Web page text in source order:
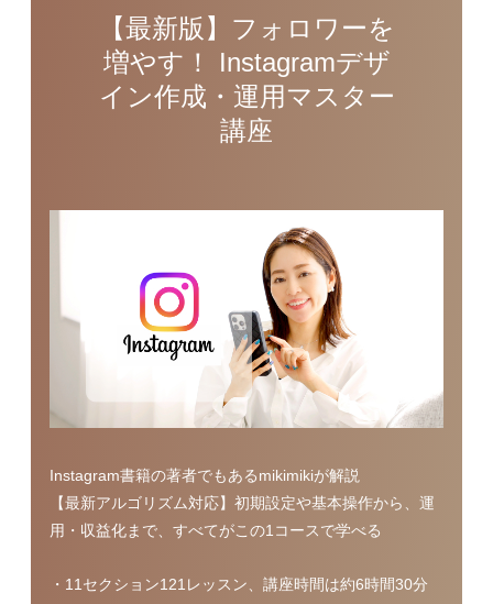
【最新版】フォロワーを
増やす！ Instagramデザ
イン作成・運用マスター
講座
Instagram書籍の著者でもあるmikimikiが解説
【最新アルゴリズム対応】初期設定や基本操作から、運
用・収益化まで、すべてがこの1コースで学べる
・11セクション121レッスン、講座時間は約6時間30分